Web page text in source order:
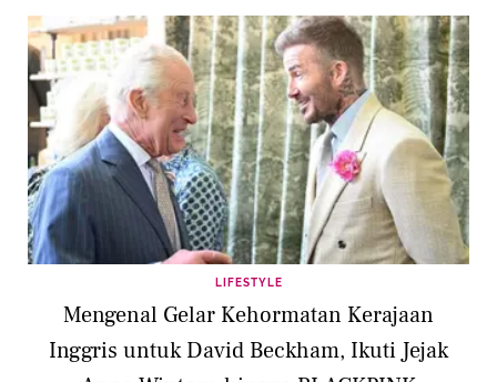
LIFESTYLE
Mengenal Gelar Kehormatan Kerajaan
Inggris untuk David Beckham, Ikuti Jejak